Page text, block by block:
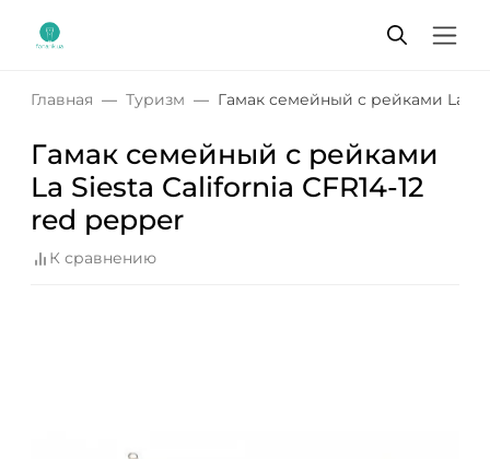
Главная Туризм Гамак семейный с рейками La
Гамак семейный с рейками
La Siesta California CFR14-12
red pepper
К сравнению